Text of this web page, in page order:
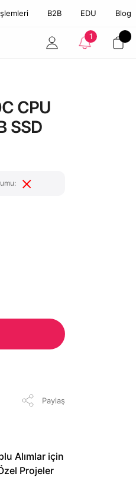
B2B EDU Blog
1
CPU
SSD
Paylaş
Alımlar için
Projeler